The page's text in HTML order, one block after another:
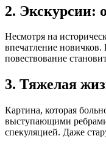
2. Экскурсии:
Несмотря на
впечатление
повествование
3. Тяжелая
Картина, которая
выступающими
спекуляцией. Даже